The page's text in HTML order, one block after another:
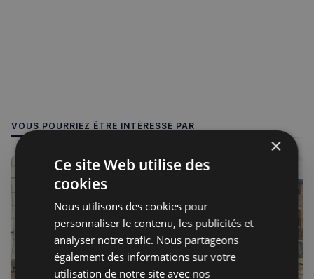
VOUS POURRIEZ ÊTRE INTÉRESSÉ PAR
×
Ce site Web utilise des
cookies
Nous utilisons des cookies pour
personnaliser le contenu, les publicités et
analyser notre trafic. Nous partageons
également des informations sur votre
utilisation de notre site avec nos